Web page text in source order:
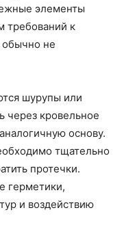
элементы
требований к
не
шурупы или
через кровельное
основу.
тщательно
протечки.
герметики,
и воздействию